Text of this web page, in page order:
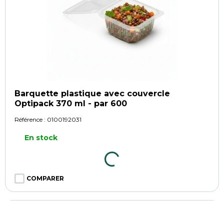
Barquette plastique avec couvercle
Optipack 370 ml - par 600
Référence : 0100192031
En stock
COMPARER